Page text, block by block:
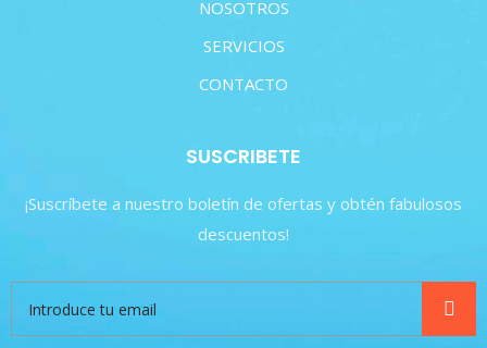
NOSOTROS
SERVICIOS
CONTACTO
SUSCRIBETE
¡Suscríbete a nuestro boletín de ofertas y obtén fabulosos
descuentos!